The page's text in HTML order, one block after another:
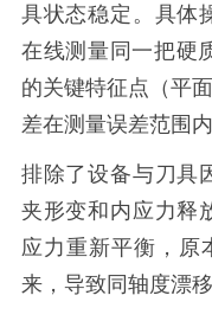
具状态稳定。具体
在线测量同一把硬
的关键特征点（平
差在测量误差范围内
排除了设备与刀具
夹形变和内应力释
应力重新平衡，原
来，导致同轴度漂移